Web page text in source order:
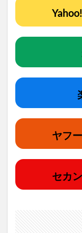
ヤフ
セカ